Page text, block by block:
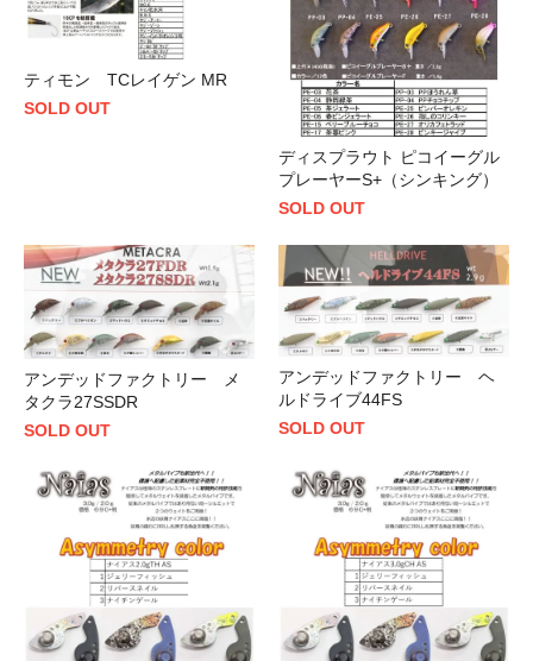
ティモン TCレイゲン MR
SOLD OUT
ディスプラウト ピコイーグル
プレーヤーS+（シンキング）
SOLD OUT
アンデッドファクトリー メ
タクラ27SSDR
SOLD OUT
アンデッドファクトリー ヘ
ルドライブ44FS
SOLD OUT